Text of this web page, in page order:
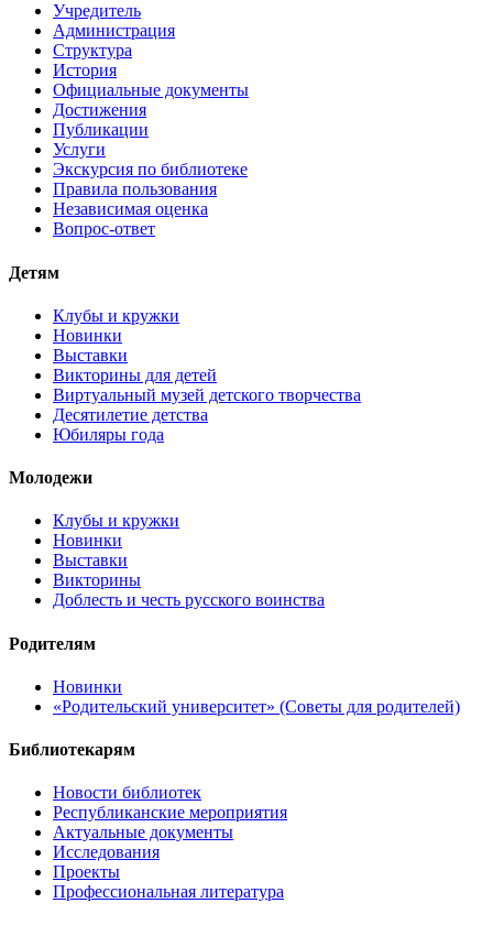
Учредитель
Администрация
Структура
История
Официальные документы
Достижения
Публикации
Услуги
Экскурсия по библиотеке
Правила пользования
Независимая оценка
Вопрос-ответ
Детям
Клубы и кружки
Новинки
Выставки
Викторины для детей
Виртуальный музей детского творчества
Десятилетие детства
Юбиляры года
Молодежи
Клубы и кружки
Новинки
Выставки
Викторины
Доблесть и честь русского воинства
Родителям
Новинки
«Родительский университет» (Советы для родителей)
Библиотекарям
Новости библиотек
Республиканские мероприятия
Актуальные документы
Исследования
Проекты
Профессиональная литература